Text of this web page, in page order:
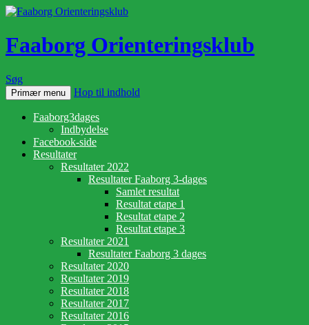
Faaborg Orienteringsklub
Søg
Primær menu Hop til indhold
Faaborg3dages
Indbydelse
Facebook-side
Resultater
Resultater 2022
Resultater Faaborg 3-dages
Samlet resultat
Resultat etape 1
Resultat etape 2
Resultat etape 3
Resultater 2021
Resultater Faaborg 3 dages
Resultater 2020
Resultater 2019
Resultater 2018
Resultater 2017
Resultater 2016